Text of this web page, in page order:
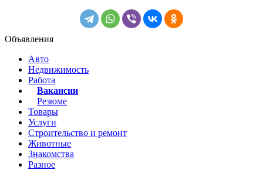
Объявления
Авто
Недвижимость
Работа
Вакансии
Резюме
Товары
Услуги
Строительство и ремонт
Животные
Знакомства
Разное